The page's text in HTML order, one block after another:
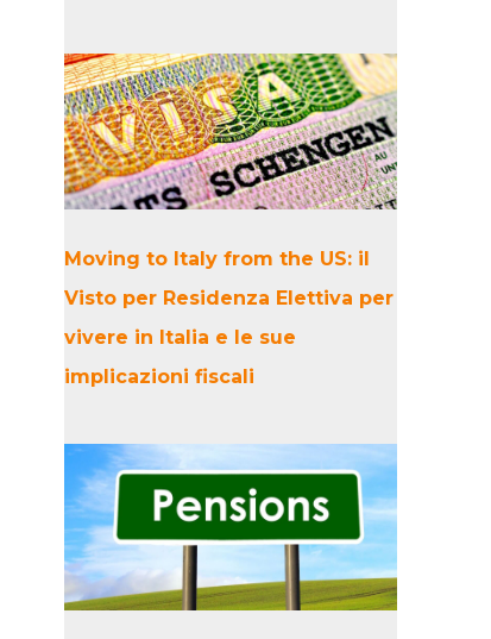
Moving to Italy from the US: il
Visto per Residenza Elettiva per
vivere in Italia e le sue
implicazioni fiscali